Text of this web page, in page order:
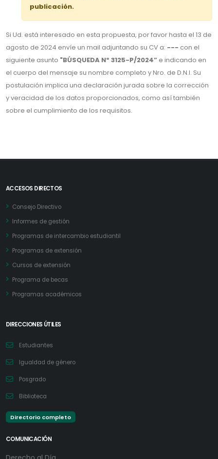
publicación.
Si Ud. está interesado en esta propuesta, por favor hasta el 13 de
agosto de 2024 envíe un mail adjuntando su CV a: --- con el
siguiente asunto "BÚSQUEDA Nº 3125-P/2024” e indicando en
el cuerpo del mensaje su nombre completo y Nro. de D.N.I. Su
postulación implica una declaración jurada sobre la corrección
y veracidad de los datos proporcionados, como así también
sobre el cumplimiento de los requisitos.
ACCESOS DIRECTOS
Consejo Directivo
Informes de gestión
Programas de intercambio estudiantil
Programas de extensión
Cursos de extensión
Programa de becas
Programas académicos
DIRECCIONES ÚTILES
Estudiantes
Igualdad de género
Posgrado
Biblioteca
Directorio completo
COMUNICACIÓN